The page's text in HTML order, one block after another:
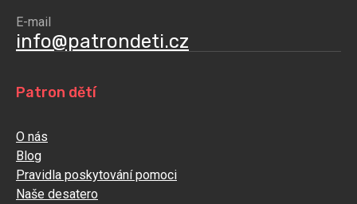
Patron dětí
O nás
Blog
Pravidla poskytování pomoci
Naše desatero
E-mail
info@patrondeti.cz